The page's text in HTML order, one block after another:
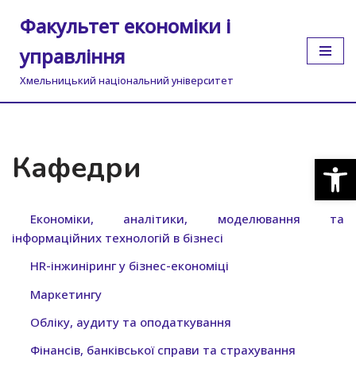
Перейти
до
вмісту
Факультет економіки і
управління
Хмельницький національний університет
Кафедри
Економіки, аналітики, моделювання та
інформаційних технологій в бізнесі
HR-інжиніринг у бізнес-економіці
Маркетингу
Обліку, аудиту та оподаткування
Фінансів, банківської справи та страхування